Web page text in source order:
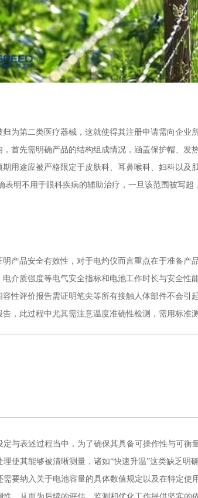
第二类医疗器械，这就使得其注册申请需向企业
首先需明确产品的结构组成情况，涵盖保护帽、
用途应被严格限定于皮肤科、耳鼻喉科、妇科以
明不用于眼科疾病的辅助治疗，一旦该范围被写
品安全有效性，对于电灼仪而言重点在于准备产
介质强度等电气安全指标和电池工作时长与安全
性评价报告需证明笔尖等所有接触人体部件不会
，此过程中尤其需注意温度准确性检测，需用标准
定与表述过程当中，为了确保其具备可操作性与可
理使其能够被清晰测量，诸如“快速升温”这类缺乏
需要纳入关于电池容量的具体数值规定以及在特定